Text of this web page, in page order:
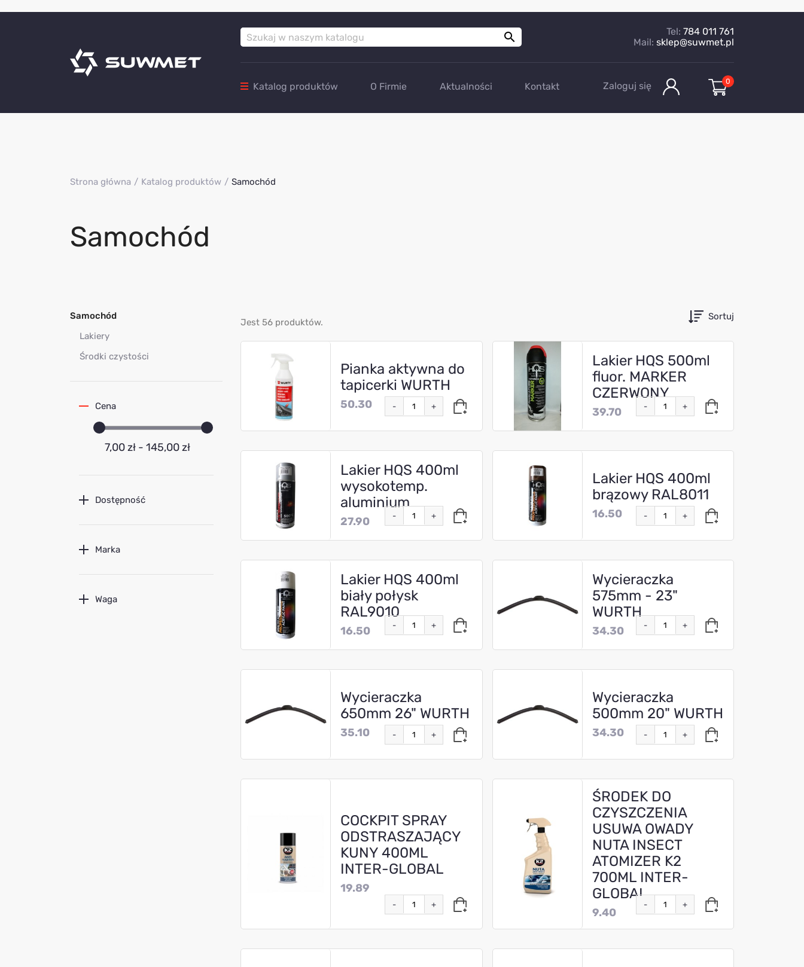
 Tel: 784 011 761
Mail: sklep@suwmet.pl
Katalog produktów O Firmie Aktualności Kontakt Zaloguj się 0
Strona główna Katalog produktów Samochód
Samochód
Samochód
Lakiery
Środki czystości
Cena
7,00 zł - 145,00 zł
Dostępność
Marka
Waga
Jest 56 produktów.
Sortuj
Pianka aktywna do
tapicerki WURTH
50.30 - +
Lakier HQS 500ml
fluor. MARKER
CZERWONY
39.70 - +
Lakier HQS 400ml
wysokotemp.
aluminium
27.90 - +
Lakier HQS 400ml
brązowy RAL8011
16.50 - +
Lakier HQS 400ml
biały połysk
RAL9010
16.50 - +
Wycieraczka
575mm - 23"
WURTH
34.30 - +
Wycieraczka
650mm 26" WURTH
35.10 - +
Wycieraczka
500mm 20" WURTH
34.30 - +
COCKPIT SPRAY
ODSTRASZAJĄCY
KUNY 400ML
INTER-GLOBAL
19.89
- +
ŚRODEK DO
CZYSZCZENIA
USUWA OWADY
NUTA INSECT
ATOMIZER K2
700ML INTER-
GLOBAL
9.40
- +